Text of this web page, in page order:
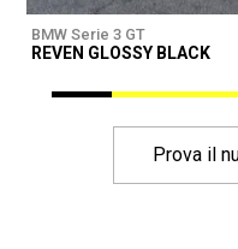
BMW Serie 3 GT
REVEN GLOSSY BLACK
Prova il